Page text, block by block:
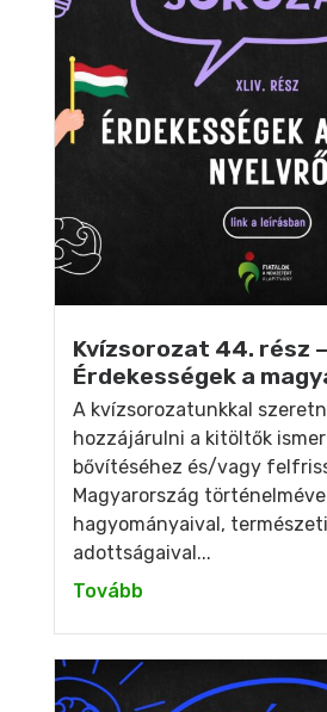
Kvízsorozat 44. rész –
Érdekességek a
A kvízsorozatunkkal
hozzájárulni a kitöltők
bővítéséhez és/vagy
Magyarország
hagyományaival, természeti
adottságaival...
Tovább